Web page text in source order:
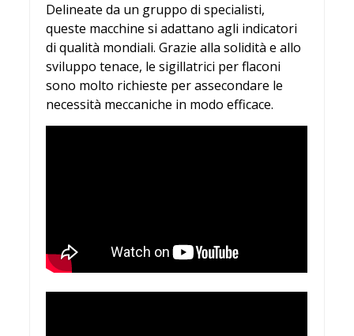
Delineate da un gruppo di specialisti,
queste macchine si adattano agli indicatori
di qualità mondiali. Grazie alla solidità e allo
sviluppo tenace, le sigillatrici per flaconi
sono molto richieste per assecondare le
necessità meccaniche in modo efficace.